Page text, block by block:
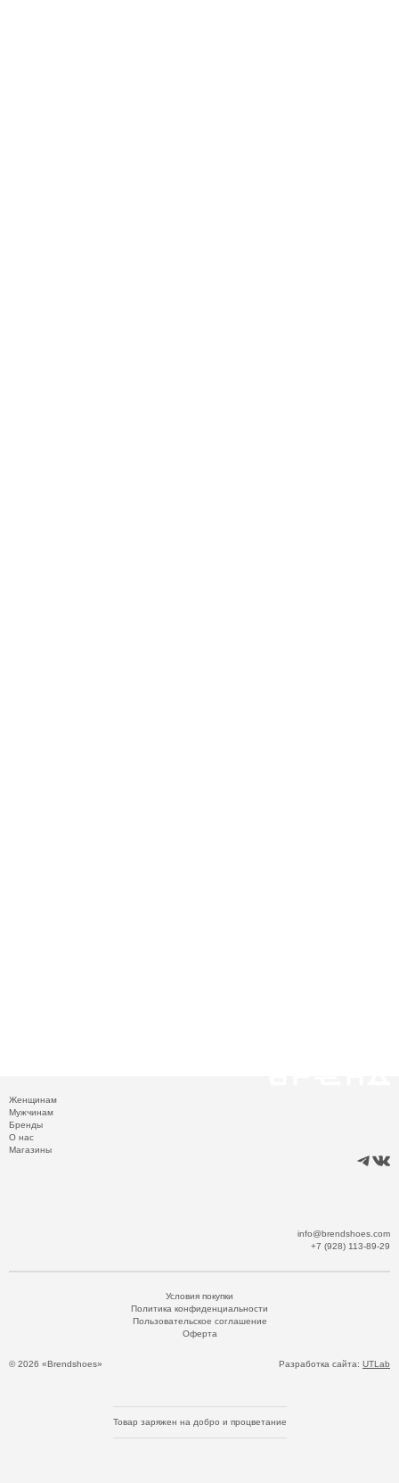
Женщинам
Мужчинам
Бренды
О нас
Магазины
info@brendshoes.com
+7 (928) 113-89-29
© 2026 «Brendshoes»
Условия покупки
Политика конфиденциальности
Пользовательское соглашение
Оферта
Разработка сайта: UTLab
Товар заряжен на добро и процветание